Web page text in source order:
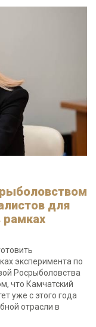
для
эксперимента по
Росрыболовства
что Камчатский
уже с этого года
отрасли в